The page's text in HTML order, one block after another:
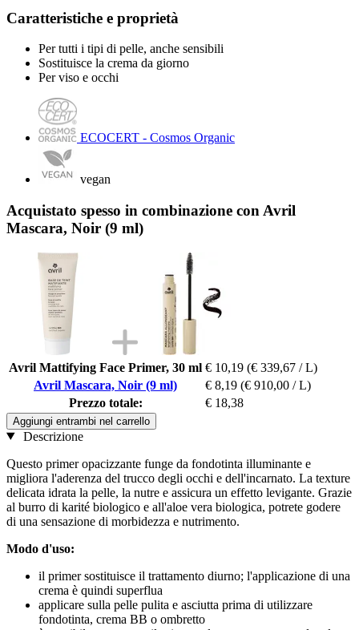
Caratteristiche e proprietà
Per tutti i tipi di pelle, anche sensibili
Sostituisce la crema da giorno
Per viso e occhi
ECOCERT - Cosmos Organic
vegan
Acquistato spesso in combinazione con Avril
Mascara, Noir (9 ml)
Avril Mattifying Face Primer, 30 ml € 10,19 (€ 339,67 / L)
Avril Mascara, Noir (9 ml)
€ 8,19 (€ 910,00 / L)
Prezzo totale:
€ 18,38
Aggiungi entrambi nel carrello
Descrizione
Questo primer opacizzante funge da fondotinta illuminante e
migliora l'aderenza del trucco degli occhi e dell'incarnato. La texture
delicata idrata la pelle, la nutre e assicura un effetto levigante. Grazie
al burro di karité biologico e all'aloe vera biologica, potrete godere
di una sensazione di morbidezza e nutrimento.
Modo d'uso:
il primer sostituisce il trattamento diurno; l'applicazione di una
crema è quindi superflua
applicare sulla pelle pulita e asciutta prima di utilizzare
fondotinta, crema BB o ombretto